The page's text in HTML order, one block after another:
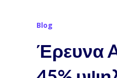
Blog
Έρευνα